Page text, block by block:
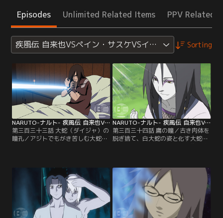
Episodes Unlimited Related Items PPV Related
疾風伝 自来也VSペイン・サスケVSイタチ編 Sorting
NARUTO-ナルト- 疾風伝 自来也VSペイン・サスケVSイタチ編 第333話
第三百三十三話 大蛇（ダイジャ）の
瞳孔／アジトでもがき苦しむ大蛇
を漲らせる大蛇丸。一方、サスケも
また転生の時が近いことを感じてい
た。里抜けから三年という歳月を経
て、サスケが出した結論とは…。
【提供：バンダイチャンネル】
NARUTO-ナルト- 疾風伝 自来也VSペイン・サスケVSイタチ編 第334話
第三百三十四話 鷹の瞳／古き肉体を
脱ぎ捨て、白大蛇の姿と化す大蛇
える。写輪眼への渇望に突き動かさ
れるまま、遂にサスケの自由を奪う
大蛇丸。やがて始まる、誰も抗えな
い「転生の儀式」とは…。【提供：
バンダイチャンネル】